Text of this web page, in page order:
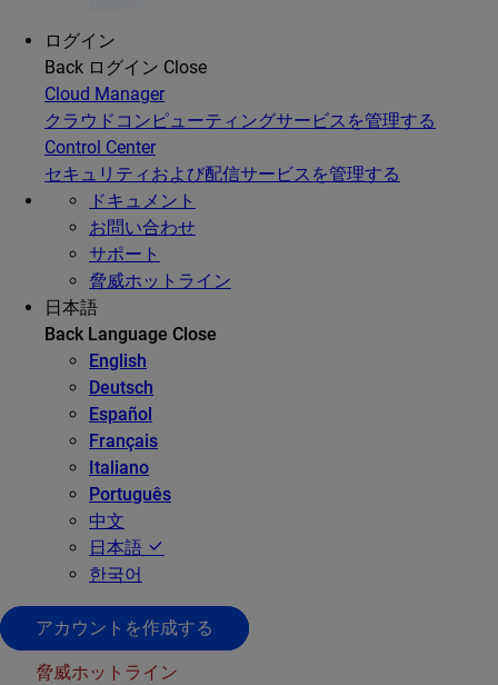
ログイン
Back ログイン Close
Cloud Manager
クラウドコンピューティングサービスを管理する
Control Center
セキュリティおよび配信サービスを管理する
ドキュメント
お問い合わせ
サポート
脅威ホットライン
日本語
Back Language Close
English
Deutsch
Español
Français
Italiano
Português
中文
日本語
한국어
アカウントを作成する
脅威ホットライン